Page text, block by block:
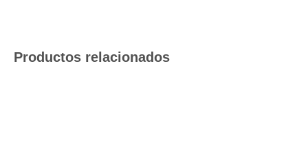
Productos relacionados